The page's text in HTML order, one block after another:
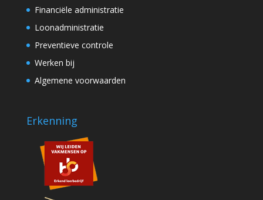
Financiële administratie
Loonadministratie
Preventieve controle
Werken bij
Algemene voorwaarden
Erkenning